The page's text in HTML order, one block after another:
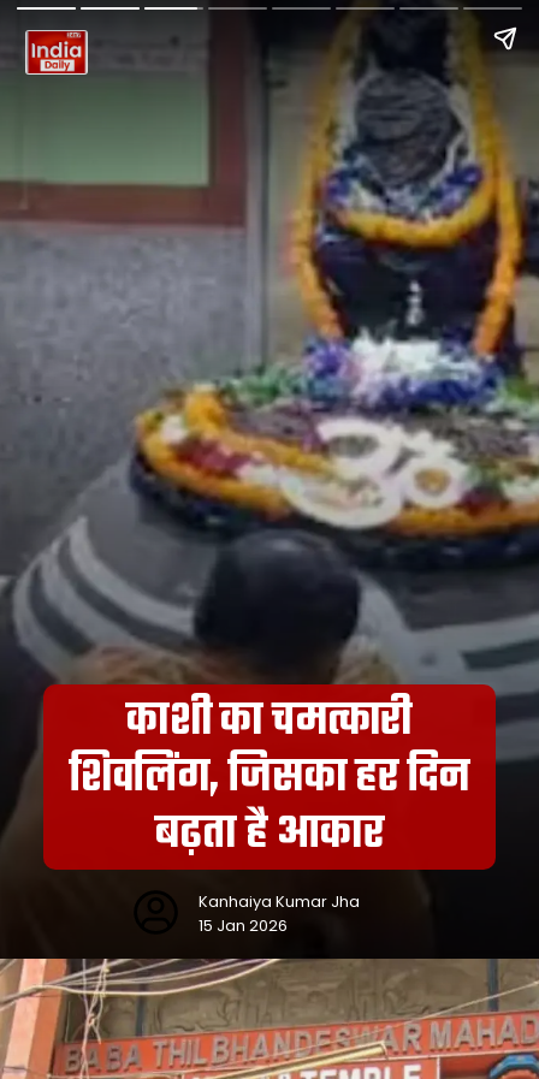
काशी का चमत्कारी
शिवलिंग, जिसका हर दिन
बढ़ता है आकार
Kanhaiya Kumar Jha
15 Jan 2026